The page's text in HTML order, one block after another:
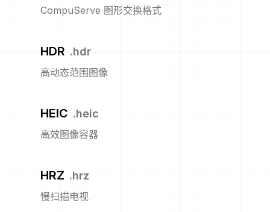
CompuServe 图形交换格式
HDR .hdr
高动态范围图像
HEIC .heic
高效图像容器
HRZ .hrz
慢扫描电视